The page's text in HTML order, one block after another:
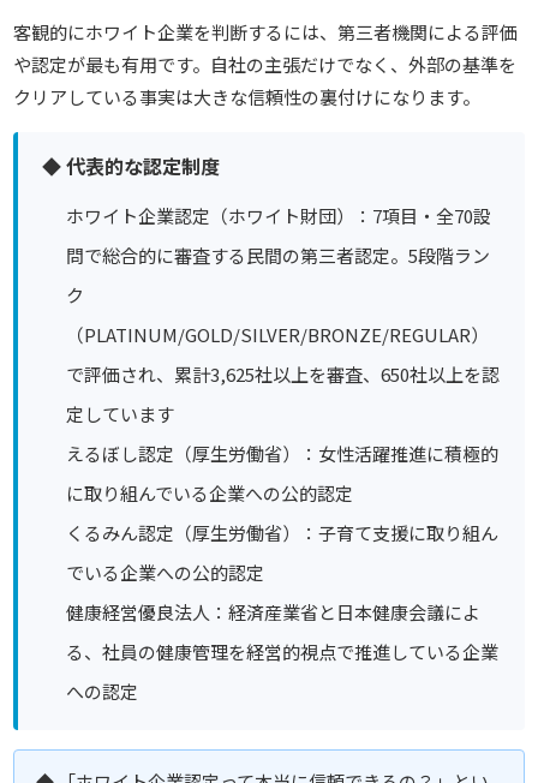
客観的にホワイト企業を判断するには、第三者機関による評価
や認定が最も有用です。自社の主張だけでなく、外部の基準を
クリアしている事実は大きな信頼性の裏付けになります。
◆ 代表的な認定制度
ホワイト企業認定（ホワイト財団）：7項目・全70設
問で総合的に審査する民間の第三者認定。5段階ラン
ク
（PLATINUM/GOLD/SILVER/BRONZE/REGULAR）
で評価され、累計3,625社以上を審査、650社以上を認
定しています
えるぼし認定（厚生労働省）：女性活躍推進に積極的
に取り組んでいる企業への公的認定
くるみん認定（厚生労働省）：子育て支援に取り組ん
でいる企業への公的認定
健康経営優良法人：経済産業省と日本健康会議によ
る、社員の健康管理を経営的視点で推進している企業
への認定